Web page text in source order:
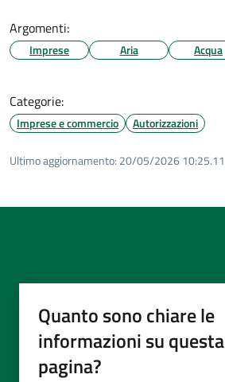
Argomenti:
Imprese Aria Acqua
Categorie:
Imprese e commercio Autorizzazioni
Ultimo aggiornamento: 20/05/2026 10:25.11
Quanto sono chiare le
informazioni su questa
pagina?